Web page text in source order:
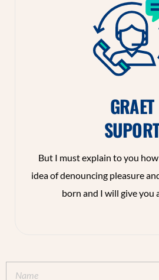
GRAET
But I must explain to you
idea of denouncing pleasure
born and I will give you